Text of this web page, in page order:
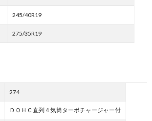
245/40R19
275/35R19
274
ＤＯＨＣ直列４気筒ターボチャージャー付